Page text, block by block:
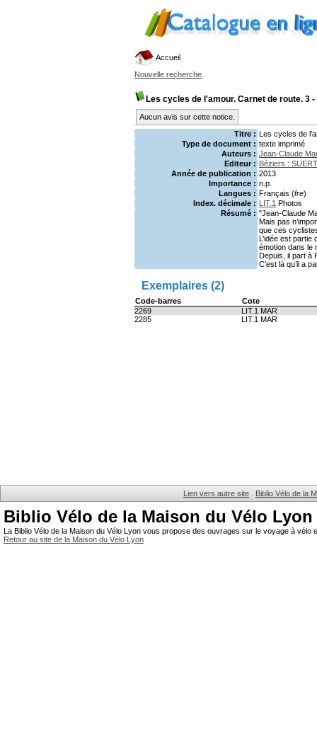
Accueil
Nouvelle recherche
Les cycles de l'amour. Carnet de route. 3
Aucun avis sur cette notice.
Titre : Les cycles de
Type de document : texte imprimé
Auteurs : Jean-Claude
Editeur : Béziers :
Année de publication : 2013
Importance : n.p.
Langues : Français (fre)
Index. décimale : LIT.1 Photos
Résumé : "Jean-Claude
Mais pas
que ces
L’idée est
émotion dans le
Depuis, il part à
C’est là qu’il a
Exemplaires (2)
Code-barres
Cote
2269
LIT.1 MAR
2285
LIT.1 MAR
Lien vers autre site Biblio Vélo de la
Biblio Vélo de la Maison du Vélo Lyon
La Biblio Vélo de la Maison du Vélo Lyon vous propose des ouvrages sur le voyage à
Retour au site de la Maison du Vélo Lyon